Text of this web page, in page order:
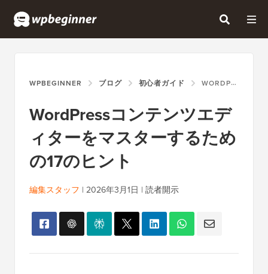
WPBEGINNER ブログ 初心者ガイド WORDPRESSコンテンツエディターをマスターするための17のヒント
WordPressコンテンツエデ
ィターをマスターするため
の17のヒント
編集スタッフ | 2026年3月1日 | 読者開示